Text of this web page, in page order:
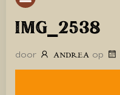
IMG_2538
door ANDREA op